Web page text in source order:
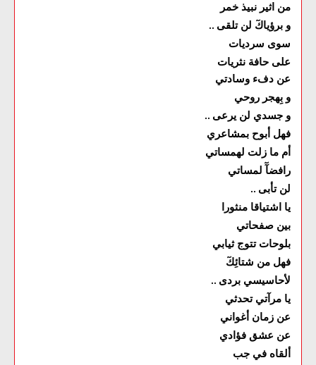
من اثير نبيذ خمر
و برؤياكٓ لن تلقى ..
سوى سرديات
على حافة نثريات
عن دفء وسادتي
و بِهجر روحي
و جسدي لن يرعى ..
فهل أبوح بمشاعري
أم ما زلت لهمساتي
رافضآٓ لمساتي
لن تأبى ..
يا اشتياقا منثورا
بين صفحاتي
بلوحات تتوج ثيابي
فهل من شتائِكٓ
لأحاسيسي بردى ..
يا مرآتي تحدثي
عن زمان أغواني
عن عشق فؤادي
ألقاه في جب